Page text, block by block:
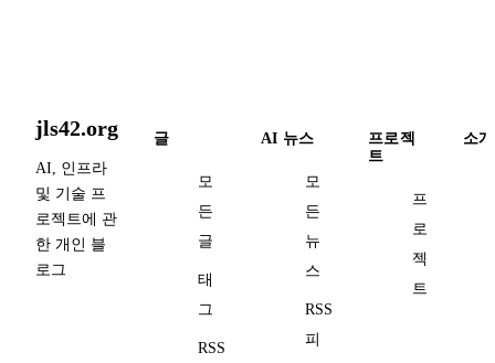
jls42.org
AI, 인프라
및 기술 프
로젝트에 관
한 개인 블
로그
글
모
든
글
태
그
RSS
AI 뉴스
모
든
뉴
스
RSS
피
프로젝
트
프
로
젝
트
소개